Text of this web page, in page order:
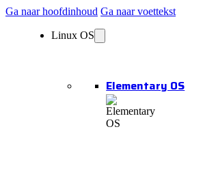
Ga naar hoofdinhoud Ga naar voettekst
Linux OS
Elementary OS